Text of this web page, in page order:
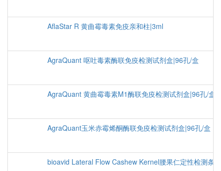
AflaStar R 黄曲霉毒素免疫亲和柱|3ml
AgraQuant 呕吐毒素酶联免疫检测试剂盒|96孔/盒
AgraQuant 黄曲霉毒素M1酶联免疫检测试剂盒|96孔/盒
AgraQuant玉米赤霉烯酮酶联免疫检测试剂盒|96孔/盒
bioavid Lateral Flow Cashew Kernel腰果仁定性检测条